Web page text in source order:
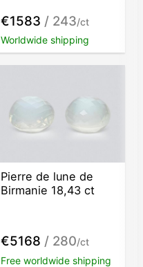
€1583 / 243/ct
Worldwide shipping
Pierre de lune de
Birmanie 18,43 ct
€5168 / 280/ct
Free worldwide shipping